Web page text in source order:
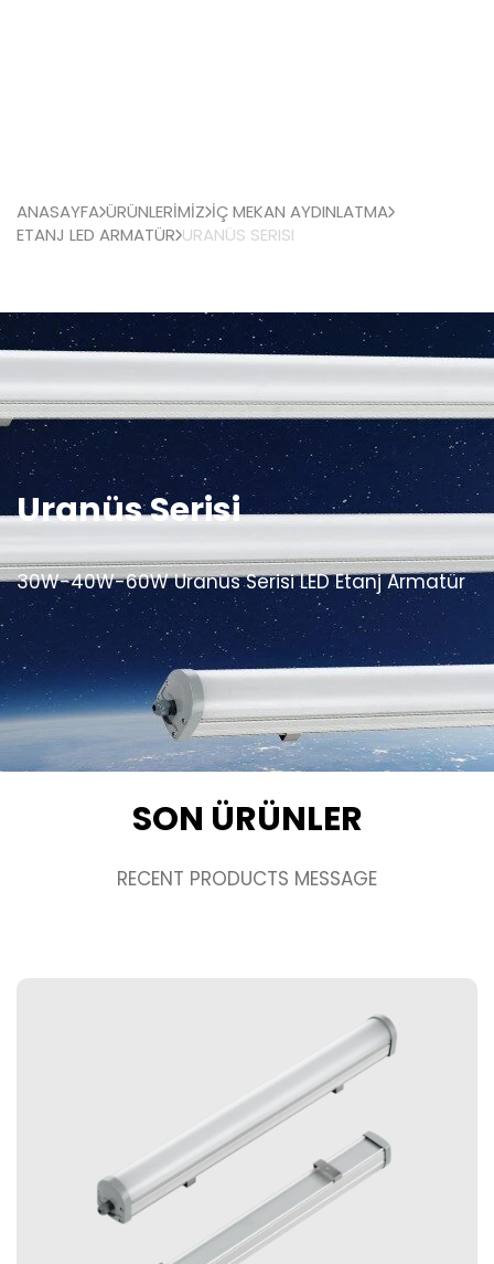
ANASAYFA ÜRÜNLERİMİZ İÇ MEKAN AYDINLATMA
ETANJ LED ARMATÜR URANÜS SERISI
Uranüs Serisi
30W-40W-60W Uranüs Serisi LED Etanj Armatür
SON ÜRÜNLER
RECENT PRODUCTS MESSAGE